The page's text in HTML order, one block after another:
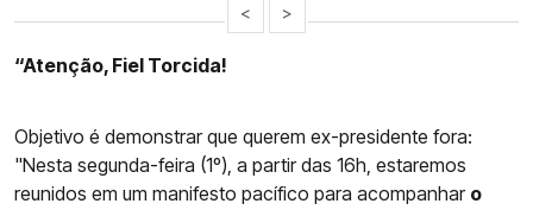
< >
“Atenção, Fiel Torcida!
Objetivo é demonstrar que querem ex-presidente fora:
"Nesta segunda-feira (1º), a partir das 16h, estaremos
reunidos em um manifesto pacífico para acompanhar o